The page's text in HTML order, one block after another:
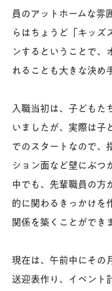
員のアットホームな雰
らはちょうど「キッズ
ンするということで、
れることも大きな決め
入職当初は、子どもた
いましたが、実際は子
でのスタートなので、
ション面など壁にぶつ
中でも、先輩職員の方
的に関わるきっかけを
関係を築くことができ
現在は、午前中にその
送迎表作り、イベント